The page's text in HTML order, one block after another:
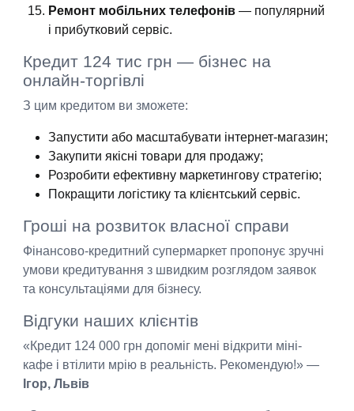
Ремонт мобільних телефонів — популярний
і прибутковий сервіс.
Кредит 124 тис грн — бізнес на
онлайн-торгівлі
З цим кредитом ви зможете:
Запустити або масштабувати інтернет-магазин;
Закупити якісні товари для продажу;
Розробити ефективну маркетингову стратегію;
Покращити логістику та клієнтський сервіс.
Гроші на розвиток власної справи
Фінансово-кредитний супермаркет пропонує зручні
умови кредитування з швидким розглядом заявок
та консультаціями для бізнесу.
Відгуки наших клієнтів
«Кредит 124 000 грн допоміг мені відкрити міні-
кафе і втілити мрію в реальність. Рекомендую!» —
Ігор, Львів